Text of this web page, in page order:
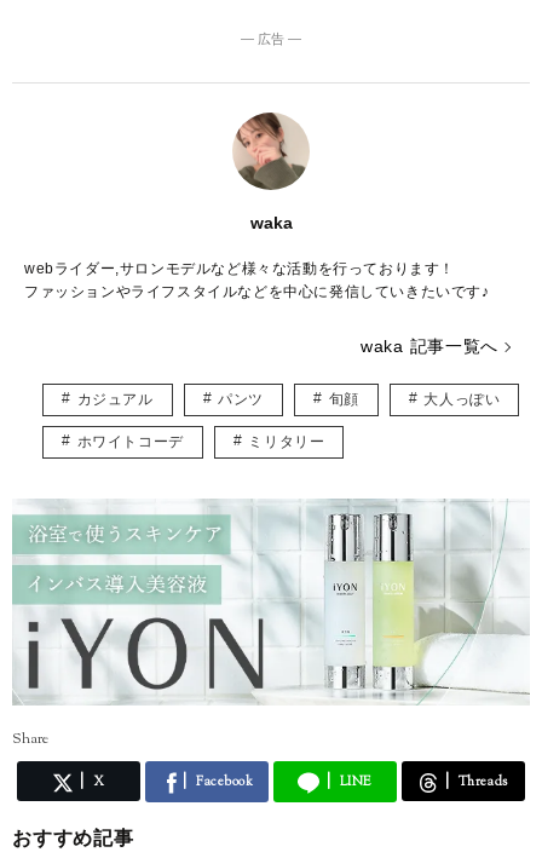
― 広告 ―
waka
webライダー,サロンモデルなど様々な活動を行っております！
ファッションやライフスタイルなどを中心に発信していきたいです♪
waka 記事一覧へ
カジュアル パンツ 旬顔 大人っぽい
ホワイトコーデ ミリタリー
Share
X Facebook LINE Threads
おすすめ記事